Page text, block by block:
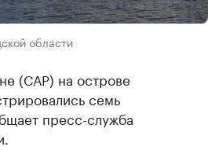
области
(САР) на острове
семь
пресс-служба